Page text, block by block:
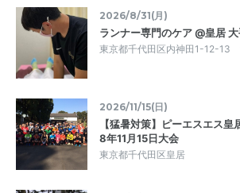
2026/8/31(月)
ランナー専門のケア @皇居
東京都千代田区内神田1-12-13
2026/11/15(日)
【猛暑対策】ピーエスエス
8年11月15日大会
東京都千代田区皇居